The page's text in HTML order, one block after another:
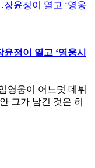
정이 열고 ‘영웅시
영웅이 어느덧 데뷔
그가 남긴 것은 히